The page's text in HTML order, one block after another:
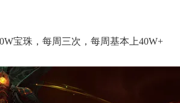
宝珠，每周三次，每周基本上40W+